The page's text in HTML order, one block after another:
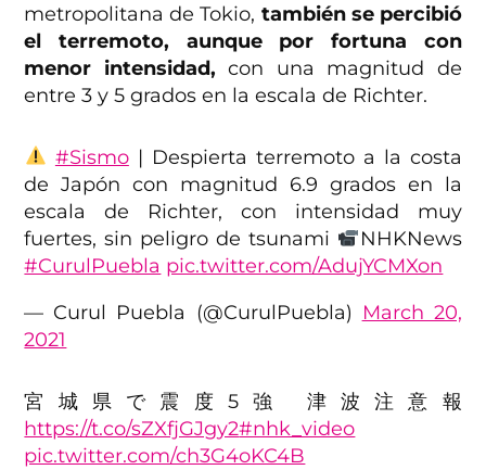
metropolitana de Tokio, también se percibió
el terremoto, aunque por fortuna con
menor intensidad, con una magnitud de
entre 3 y 5 grados en la escala de Richter.
#Sismo| Despierta terremoto a la costa
de Japón con magnitud 6.9 grados en la
escala de Richter, con intensidad muy
fuertes, sin peligro de tsunami
NHKNews
#CurulPuebla pic.twitter.com/AdujYCMXon
— Curul Puebla (@CurulPuebla) March 20,
2021
宮城県で震度5強 津波注意報
https://t.co/sZXfjGJgy2#nhk_video
pic.twitter.com/ch3G4oKC4B